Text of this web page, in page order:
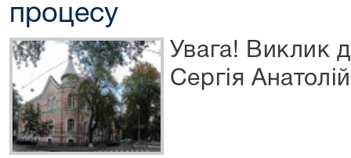
процесу
Увага! Виклик
Сергія